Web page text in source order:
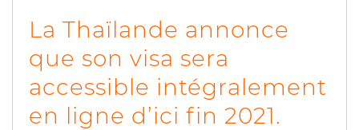
La Thaïlande annonce
que son visa sera
accessible intégralement
en ligne d’ici fin 2021.